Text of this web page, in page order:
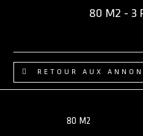
ACCÈS
80 M2 - 3
RETOUR AUX
80 M2